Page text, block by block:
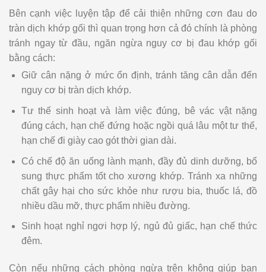
Bên cạnh việc luyện tập để cải thiện những cơn đau do
tràn dịch khớp gối thì quan trọng hơn cả đó chính là phòng
tránh ngay từ đầu, ngăn ngừa nguy cơ bị đau khớp gối
bằng cách:
Giữ cân nặng ở mức ổn định, tránh tăng cân dẫn đến
nguy cơ bị tràn dịch khớp.
Tư thế sinh hoạt và làm việc đúng, bê vác vật nặng
đúng cách, hạn chế đứng hoặc ngồi quá lâu một tư thế,
hạn chế đi giày cao gót thời gian dài.
Có chế độ ăn uống lành mạnh, đầy đủ dinh dưỡng, bổ
sung thực phẩm tốt cho xương khớp. Tránh xa những
chất gây hại cho sức khỏe như rượu bia, thuốc lá, đồ
nhiều dầu mỡ, thực phẩm nhiều đường.
Sinh hoạt nghỉ ngơi hợp lý, ngủ đủ giấc, hạn chế thức
đêm.
Còn nếu những cách phòng ngừa trên không giúp bạn